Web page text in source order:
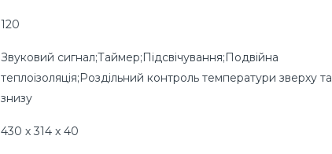
120
Звуковий сигнал;Таймер;Підсвічування;Подвійна
теплоізоляція;Роздільний контроль температури зверху та
знизу
430 х 314 x 40